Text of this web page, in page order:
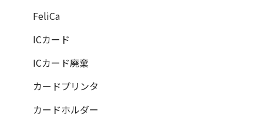
FeliCa
ICカード
ICカード廃棄
カードプリンタ
カードホルダー